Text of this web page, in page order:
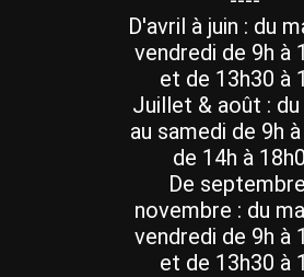
D'avril à juin : du
vendredi de 9h à
et de 13h30 à
Juillet & août : du
au samedi de 9h
de 14h à
De
novembre : du
vendredi de 9h à
et de 13h30 à